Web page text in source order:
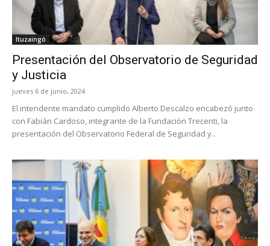
Ituzaingó
Presentación del Observatorio de Seguridad
y Justicia
jueves 6 de junio, 2024
El intendente mandato cumplido Alberto Descalzo encabezó junto
con Fabián Cardoso, integrante de la Fundación Trecenti, la
presentación del Observatorio Federal de Seguridad y...